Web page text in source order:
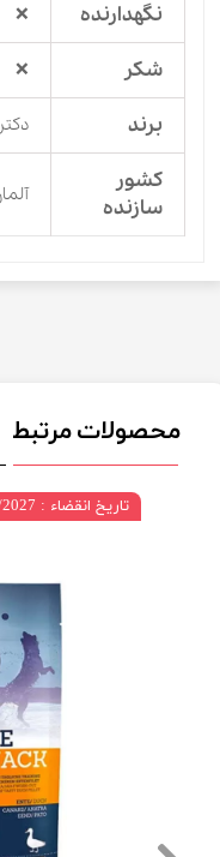
نگهدارنده ❌
شکر ❌
برند
کشور
سازنده
محصولات مرتبط
تاریخ انقضاء : 06/2027